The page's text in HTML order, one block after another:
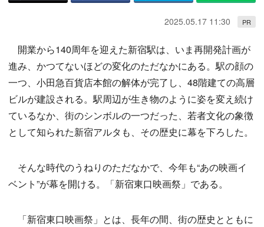
2025.05.17 11:30 PR
開業から140周年を迎えた新宿駅は、いま再開発計画が
進み、かつてないほどの変化のただなかにある。駅の顔の
一つ、小田急百貨店本館の解体が完了し、48階建ての高層
ビルが建設される。駅周辺が生き物のように姿を変え続け
ているなか、街のシンボルの一つだった、若者文化の象徴
として知られた新宿アルタも、その歴史に幕を下ろした。
そんな時代のうねりのただなかで、今年も“あの映画イ
ベント”が幕を開ける。「新宿東口映画祭」である。
「新宿東口映画祭」とは、長年の間、街の歴史とともに